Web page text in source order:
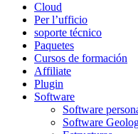
Cloud
Per l’ufficio
soporte técnico
Paquetes
Cursos de formación
Affiliate
Plugin
Software
Software
Software